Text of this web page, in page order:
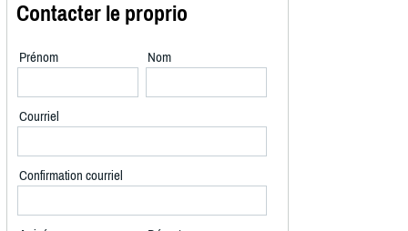
Contacter le proprio
Prénom Nom
Courriel
Confirmation courriel